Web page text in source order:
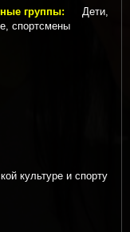
группы:
Дети,
спортсмены
культуре и спорту